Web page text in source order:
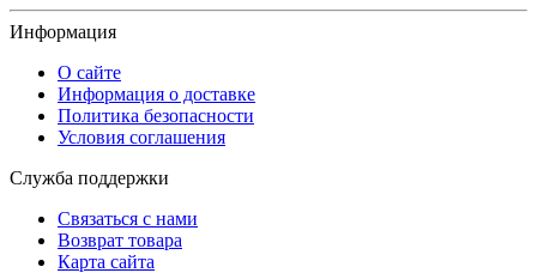
Информация
О сайте
Информация о доставке
Политика безопасности
Условия соглашения
Служба поддержки
Связаться с нами
Возврат товара
Карта сайта